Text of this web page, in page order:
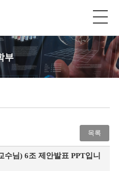
부
목록
수님) 6조 제안발표 PPT입니